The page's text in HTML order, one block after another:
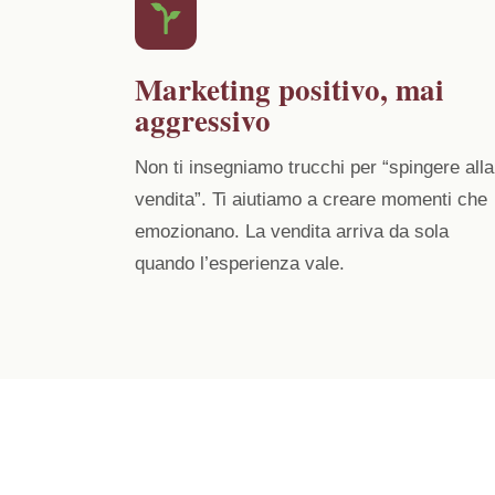
Marketing positivo, mai
aggressivo
Non ti insegniamo trucchi per “spingere alla
vendita”. Ti aiutiamo a creare momenti che
emozionano. La vendita arriva da sola
quando l’esperienza vale.